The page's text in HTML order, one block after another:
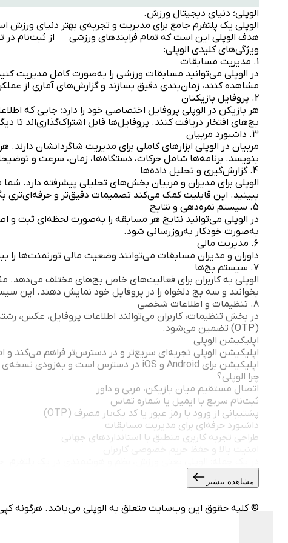
الوپلی؛ دنیای دیجیتال ورزش.
الوپلی یک پلتفرم جامع برای مدیریت و تجربه‌ی بهتر دنیای ورزش
هدف الوپلی این است که تمام فرایندهای ورزشی — از ثبت‌نام در
ویژگی‌های کلیدی الوپلی:
1. مدیریت مسابقات
در الوپلی می‌توانید مسابقات ورزشی را به‌صورت کامل مدیریت
مشاهده کنند، زمان‌بندی دقیق بسازند و گزارش‌های آماری از
2. پروفایل بازیکنان
هر بازیکن در الوپلی پروفایل اختصاصی خود را دارد؛ جایی که
بج‌های افتخار دریافت کنند. پروفایل‌ها قابل اشتراک‌گذاری‌اند تا
3. داشبورد مربیان
مربیان در الوپلی ابزارهای کاملی برای مدیریت شاگردانشان
بنویسد. برنامه‌ها شامل حرکات، دستگاه‌ها، زمان، سرعت و
4. گزارش‌گیری و تحلیل داده‌ها
الوپلی برای مدیران و مربیان بخش‌های تحلیلی پیشرفته دارد.
ببینید. این قابلیت کمک می‌کند تصمیمات دقیق‌تر و حرفه‌ای‌تری
5. سیستم نمره‌دهی و نتایج
در الوپلی می‌توانید نتایج هر مسابقه را به‌صورت لحظه‌ای ثبت و
به‌صورت خودکار به‌روزرسانی شود.
6. مدیریت مالی
داوران و مدیران مسابقات می‌توانند وضعیت مالی تورنمنت‌ها را
7. سیستم بج‌ها
الوپلی به کاربران برای فعالیت‌های خاص بج‌های مختلف می‌دهد.
بخوانند و سه بج دلخواه را در پروفایل خود نمایش دهند. این
8. تنظیمات و اطلاعات شخصی
در بخش تنظیمات، کاربران می‌توانند اطلاعات پروفایل، عکس،
(OTP) تضمین می‌شود.
اپلیکیشن الوپلی
اپلیکیشن الوپلی تجربه‌ای سریع‌تر و در دسترس‌تر فراهم می‌کند
اپلیکیشن برای Android و iOS در دسترس است و به‌زودی نسخه‌ی مخصوص ویندوز نیز عرضه خواهد شد.
چرا الوپلی؟
اتصال مستقیم میان بازیکن، مربی و داور
ثبت‌نام سریع با ایمیل یا شماره تماس
پشتیبانی از ورود با رمز عبور یا کد یک‌بار مصرف (OTP)
داشبورد حرفه‌ای برای مدیریت مسابقات
طراحی تجربه کاربری منطبق با استانداردهای جهانی
مشاهده بیشتر
© کلیه حقوق این وب‌سایت متعلق به الوپلی می‌باشد. هرگونه